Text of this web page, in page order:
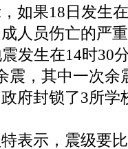
果18日发生在
人员伤亡的严
生在14时30
震，其中一次余
封锁了3所学
示，震级要比